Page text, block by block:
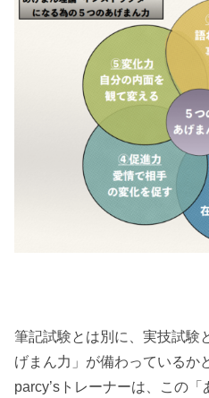
筆記試験とは別に、実技試験
げまん力」が備わっているか
parcy’sトレーナーは、この